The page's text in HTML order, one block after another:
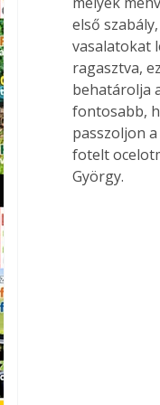
első
vasalatokat
ragasztva,
behatárolja
fontosabb,
passzoljon
fotelt
György.